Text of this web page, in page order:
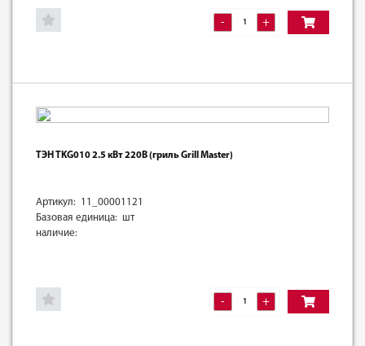
- +
ТЭН TKG010 2.5 кВт 220В (гриль Grill Master)
Артикул: 11_00001121
Базовая единица: шт
наличие:
- +